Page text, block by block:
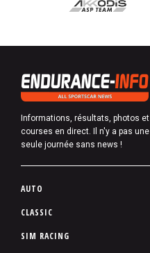
Informations, résultats, photos et
courses en direct. Il n'y a pas une
seule journée sans news !
P
d
AUTO
CLASSIC
SIM RACING